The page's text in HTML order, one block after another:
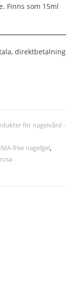
Finns som 15ml
direktbetalning
för nagelvård -
free nagelgel,
rosa